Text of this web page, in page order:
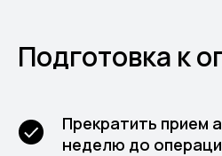
Подготовка к
Прекратить прием
неделю до